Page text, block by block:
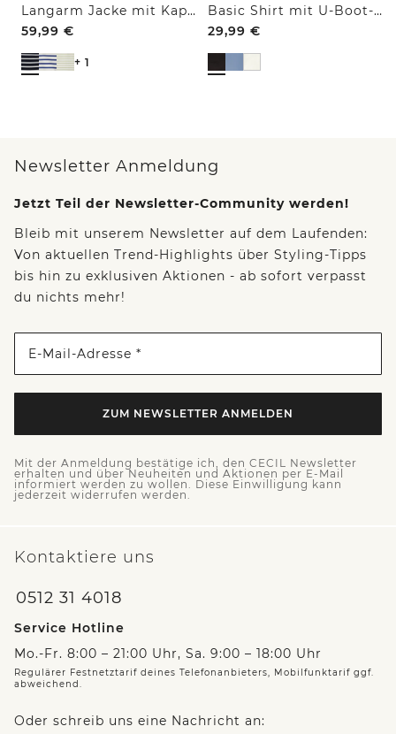
Langarm Jacke mit Kapuze und Struktur
59,99 €
+ 1
Basic Shirt mit U-Boot-Ausschnitt
29,99 €
Newsletter Anmeldung
Jetzt Teil der Newsletter-Community werden!
Bleib mit unserem Newsletter auf dem Laufenden:
Von aktuellen Trend-Highlights über Styling-Tipps
bis hin zu exklusiven Aktionen - ab sofort verpasst
du nichts mehr!
E-Mail-Adresse *
ZUM NEWSLETTER ANMELDEN
Mit der Anmeldung bestätige ich, den CECIL Newsletter
erhalten und über Neuheiten und Aktionen per E-Mail
informiert werden zu wollen. Diese Einwilligung kann
jederzeit widerrufen werden.
Kontaktiere uns
0512 31 4018
Service Hotline
Mo.-Fr. 8:00 – 21:00 Uhr, Sa. 9:00 – 18:00 Uhr
Regulärer Festnetztarif deines Telefonanbieters, Mobilfunktarif ggf.
abweichend.
Oder schreib uns eine Nachricht an: